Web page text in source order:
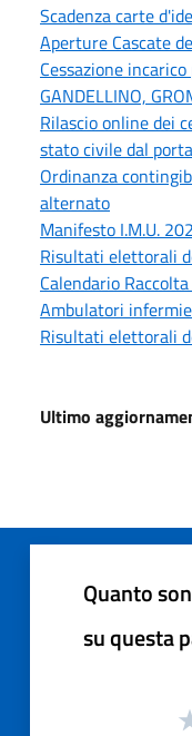
Scadenza carte
Aperture Cascate
Cessazione
GANDELLINO,
Rilascio online dei
stato civile dal
Ordinanza
alternato
Manifesto I.M.U.
Risultati elettorali
Calendario
Ambulatori
Risultati elettorali
Ultimo
Quanto
su questa